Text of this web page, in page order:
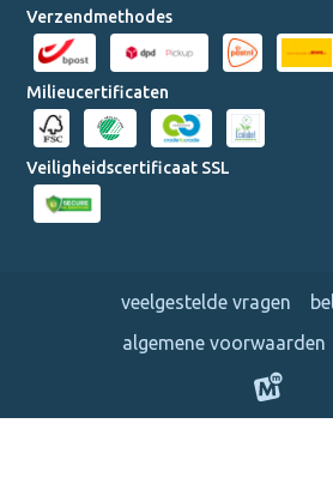
Verzendmethodes
Milieucertificaten
Veiligheidscertificaat SSL
veelgestelde vragen
algemene voorwaarden